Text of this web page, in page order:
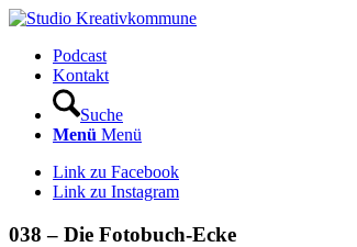
Podcast
Kontakt
Suche
Menü Menü
Link zu Facebook
Link zu Instagram
038 – Die Fotobuch-Ecke